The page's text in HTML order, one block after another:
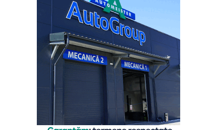
aparentă detașare, indiferență față de activitățile în care
se implică de obicei. Cei doi frați vin în fiecare zi la centrul
Salvați Copiii, unde beneficiază de o masă caldă zilnic,
rechizite, activități de consiliere pentru a gestiona absența
părinților, activități educative pentru a-și dezvolta
abilitățile școlare și activități recreative pentru a se relaxa
și a socializa cu alți copii. Participarea la activitățile
organizate în centrul de zi le oferă un mediu stabil și
familiar în care pot progresa, în ciuda absenței părinților.
De asemenea, centrul menține legătura cu părinții și
încurajează comunicarea regulată cu copilul. Totuși,